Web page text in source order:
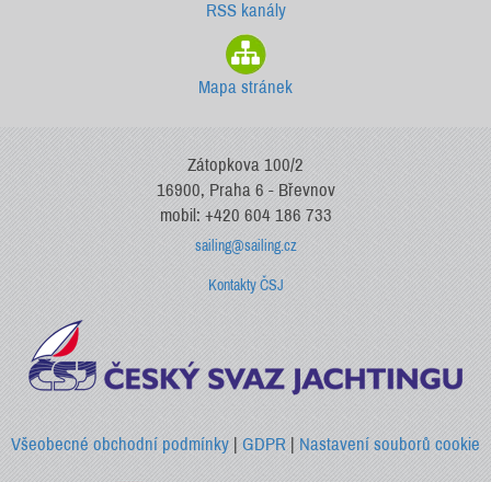
RSS kanály
Mapa stránek
Zátopkova 100/2
16900, Praha 6 - Břevnov
mobil: +420 604 186 733
sailing@sailing.cz
Kontakty ČSJ
Všeobecné obchodní podmínky |GDPR |Nastavení souborů cookie